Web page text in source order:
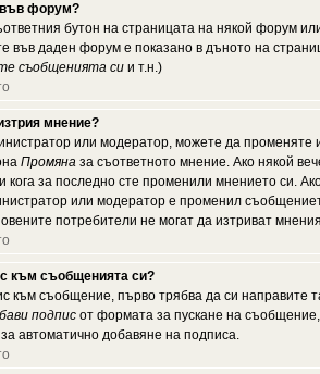
форум?
бутон на страницата на някой форум
във даден форум е показано в дъното на
съобщенията си и т.н.)
мнение?
или модератор, можете да
Промяна за съответното мнение. Ако някой
кога за последно сте променили мнението си.
или модератор е променил
потребители не могат да изтриват
към съобщенията си?
към съобщение, първо трябва да си
подпис от формата за пускане на
автоматично добавяне на подписа.